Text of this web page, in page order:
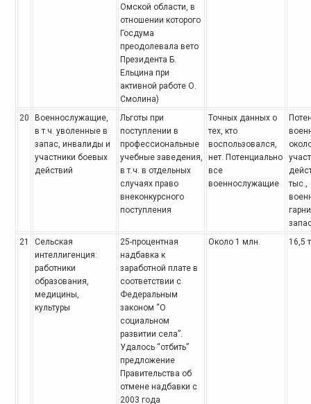
Омской области, в
отношении которого
Госдума
преодолевала вето
Президента Б.
Ельцина при
активной работе О.
Смолина)
20
Военнослужащие,
в т.ч. уволенные в
запас, инвалиды и
участники боевых
действий
Льготы при
поступлении в
профессиональные
учебные заведения,
в т.ч. в отдельных
случаях право
внеконкурсного
поступления
Точных данных о
тех, кто
воспользовался,
нет. Потенциально
все
военнослужащие
тыс.,
21
Сельская
интеллигенция:
работники
образования,
медицины,
культуры
25-процентная
надбавка к
заработной плате в
соответствии с
Федеральным
законом “О
социальном
развитии села”.
Удалось “отбить”
предложение
Правительства об
отмене надбавки с
2003 года
Около 1 млн. 16,5